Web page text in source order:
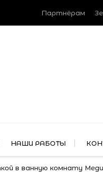
Партнёрам
НАШИ РАБОТЫ
в ванную комнату